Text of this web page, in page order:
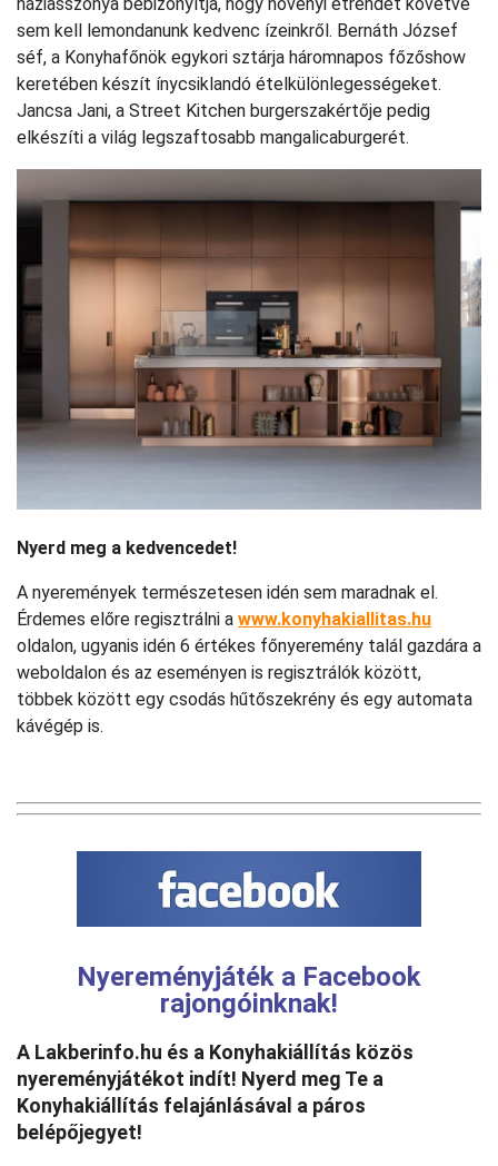
sem kell lemondanunk kedvenc ízeinkről. Bernáth József
séf, a Konyhafőnök egykori sztárja háromnapos főzőshow
keretében készít ínycsiklandó ételkülönlegességeket.
Jancsa Jani, a Street Kitchen burgerszakértője pedig
elkészíti a világ legszaftosabb mangalicaburgerét.
Nyerd meg a kedvencedet!
A nyeremények természetesen idén sem maradnak el.
Érdemes előre regisztrálni a www.konyhakiallitas.hu
oldalon, ugyanis idén 6 értékes főnyeremény talál gazdára a
weboldalon és az eseményen is regisztrálók között,
többek között egy csodás hűtőszekrény és egy automata
kávégép is.
Nyereményjáték a Facebook
rajongóinknak!
A Lakberinfo.hu és a Konyhakiállítás közös
nyereményjátékot indít! Nyerd meg Te a
Konyhakiállítás felajánlásával a páros
belépőjegyet!